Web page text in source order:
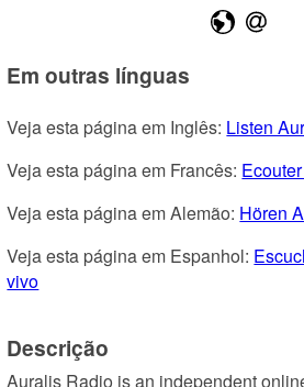
Em outras línguas
Veja esta página em Inglês: Listen
Veja esta página em Francês:
Veja esta página em Alemão: Hören
Veja esta página em Espanhol:
vivo
Descrição
Auralis Radio is an independent